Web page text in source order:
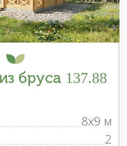
бруса 137.88
8x9 м
2